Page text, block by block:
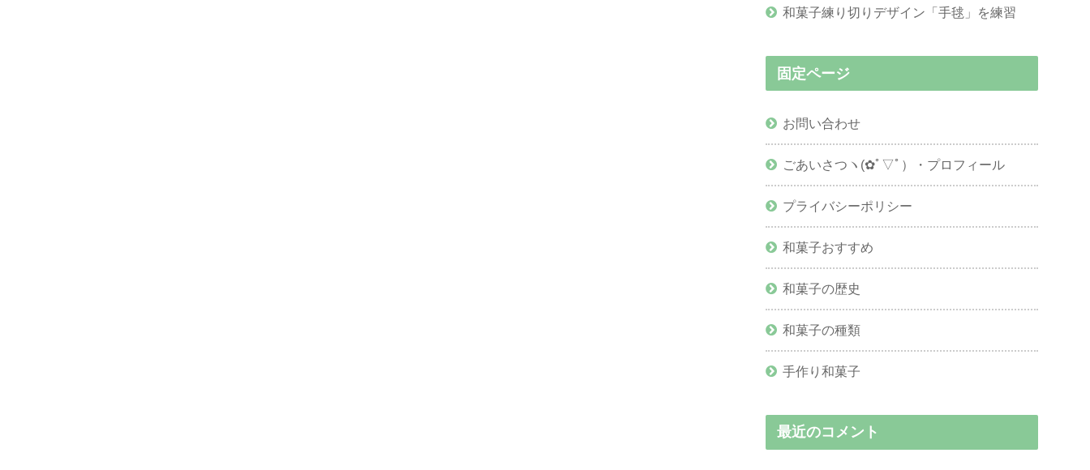
和菓子練り切りデザイン「手毬」を練習
固定ページ
お問い合わせ
ごあいさつヽ(✿ﾟ▽ﾟ）・プロフィール
プライバシーポリシー
和菓子おすすめ
和菓子の歴史
和菓子の種類
手作り和菓子
最近のコメント